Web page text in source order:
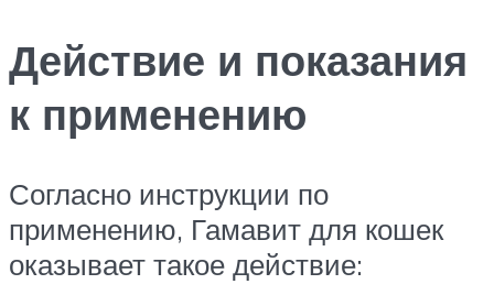
Действие и показания
к применению
Согласно инструкции по
применению, Гамавит для кошек
оказывает такое действие: